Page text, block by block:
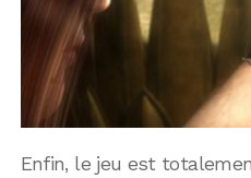
Enfin, le jeu est